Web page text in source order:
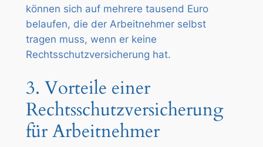
können sich auf mehrere tausend Euro
belaufen, die der Arbeitnehmer selbst
tragen muss, wenn er keine
Rechtsschutzversicherung hat.
3. Vorteile einer
Rechtsschutzversicherung
für Arbeitnehmer